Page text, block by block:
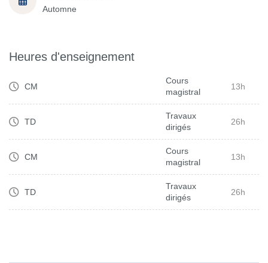
Automne
Heures d'enseignement
CM
Cours
magistral
13h
TD
Travaux
dirigés
26h
CM
Cours
magistral
13h
TD
Travaux
dirigés
26h